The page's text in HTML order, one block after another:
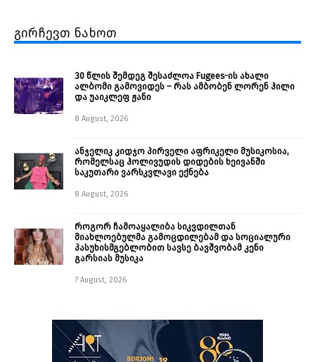
გირჩევთ ნახოთ
30 წლის შემდეგ შესაძლოა Fugees-ის ახალი
ალბომი გამოვიდეს – რას ამბობენ ლორენ ჰილი
და უაიკლეფ ჟანი
8 August, 2026
ანჯელიკ კიდჯო პირველი აფრიკელი მუსიკოსია,
რომელსაც ჰოლივუდის დიდების ხეივანში
საკუთარი ვარსკვლავი ექნება
8 August, 2026
როგორ ჩამოაყალიბა სიკვდილთან
მიახლოებულმა გამოცდილებამ და სოციალური
პასუხისმგებლობით სავსე ბავშვობამ კენი
გარსიას მუსიკა
7 August, 2026